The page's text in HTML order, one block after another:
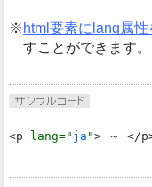
html要素にlang属性
すことができます。
<p lang=" ja "